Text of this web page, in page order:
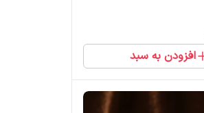
افزودن به سبد